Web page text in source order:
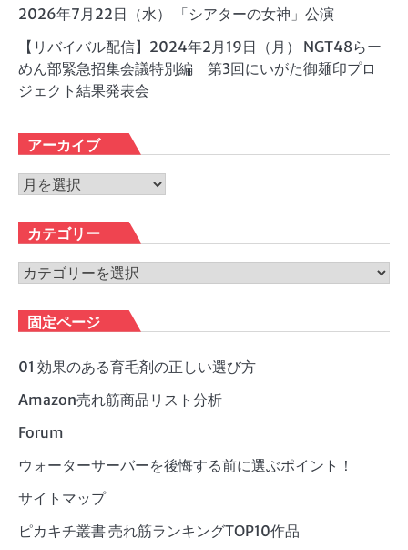
2026年7月22日（水） 「シアターの女神」公演
【リバイバル配信】2024年2月19日（月） NGT48らー
めん部緊急招集会議特別編 第3回にいがた御麺印プロ
ジェクト結果発表会
アーカイブ
ア
カ
イ
ブ
カテゴリー
カ
ゴ
リ
ー
固定ページ
01 効果のある育毛剤の正しい選び方
Amazon売れ筋商品リスト分析
Forum
ウォーターサーバーを後悔する前に選ぶポイント！
サイトマップ
ピカキチ叢書 売れ筋ランキングTOP10作品